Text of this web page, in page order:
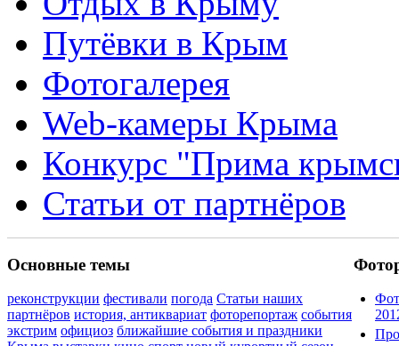
Путёвки в Крым
Фотогалерея
Web-камеры Крыма
Конкурс "Прима
Статьи от партнёров
Основные темы
реконструкции фестивали погода Статьи наших
партнёров история, антиквариат фоторепортаж события
экстрим официоз ближайшие события и праздники